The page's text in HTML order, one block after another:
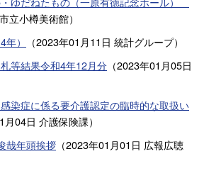
市立小樽美術館）
）
（2023年01月11日 統計グループ）
等結果令和4年12月分 （2023年01月05日
染症に係る要介護認定の臨時的な取扱い
月04日 介護保険課）
哉年頭挨拶 （2023年01月01日 広報広聴